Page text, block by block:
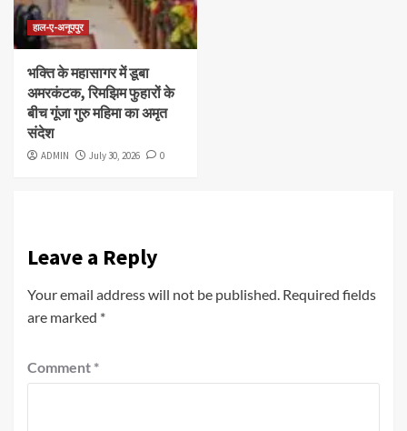
हाल-ए-अनूपपुर
भक्ति के महासागर में डूबा
अमरकंटक, रिमझिम फुहारों के
बीच गूंजा गुरु महिमा का अमृत
संदेश
ADMIN July 30, 2026 0
Leave a Reply
Your email address will not be published. Required fields
are marked *
Comment *